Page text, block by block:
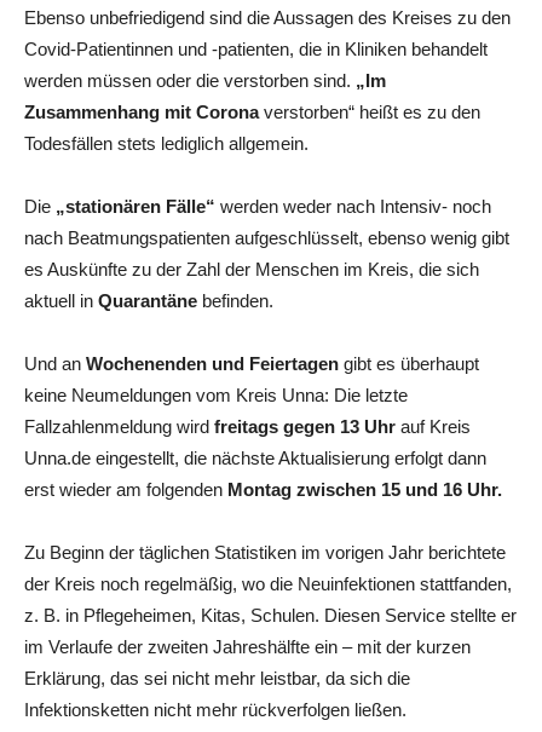
Ebenso unbefriedigend sind die Aussagen des Kreises zu den
Covid-Patientinnen und -patienten, die in Kliniken behandelt
werden müssen oder die verstorben sind. „Im
Zusammenhang mit Coronaverstorben“ heißt es zu den
Todesfällen stets lediglich allgemein.
Die „stationären Fälle“ werden weder nach Intensiv- noch
nach Beatmungspatienten aufgeschlüsselt, ebenso wenig gibt
es Auskünfte zu der Zahl der Menschen im Kreis, die sich
aktuell in Quarantäne befinden.
Und an Wochenenden und Feiertagen gibt es überhaupt
keine Neumeldungen vom Kreis Unna: Die letzte
Fallzahlenmeldung wird freitags gegen 13 Uhr auf Kreis
Unna.de eingestellt, die nächste Aktualisierung erfolgt dann
erst wieder am folgenden Montag zwischen 15 und 16 Uhr.
Zu Beginn der täglichen Statistiken im vorigen Jahr berichtete
der Kreis noch regelmäßig, wo die Neuinfektionen stattfanden,
z. B. in Pflegeheimen, Kitas, Schulen. Diesen Service stellte er
im Verlaufe der zweiten Jahreshälfte ein – mit der kurzen
Erklärung, das sei nicht mehr leistbar, da sich die
Infektionsketten nicht mehr rückverfolgen ließen.